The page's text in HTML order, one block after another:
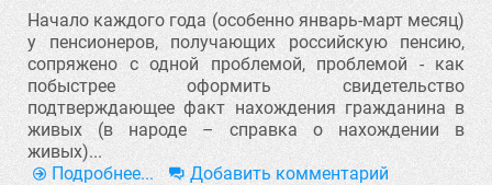
Начало каждого года (особенно январь-март месяц)
у пенсионеров, получающих российскую пенсию,
сопряжено с одной проблемой, проблемой - как
побыстрее оформить свидетельство
подтверждающее факт нахождения гражданина в
живых (в народе – справка о нахождении в
живых)...
Подробнее...
Добавить комментарий